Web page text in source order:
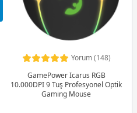
Yorum (148)
GamePower Icarus RGB
10.000DPI 9 Tuş Profesyonel Optik
Gaming Mouse